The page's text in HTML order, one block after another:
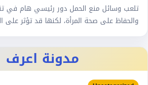
تلعب وسائل منع الحمل دور رئيسي هام في
والحفاظ على صحة المرأة، لكنها قد تؤثر
مدونة اعرف